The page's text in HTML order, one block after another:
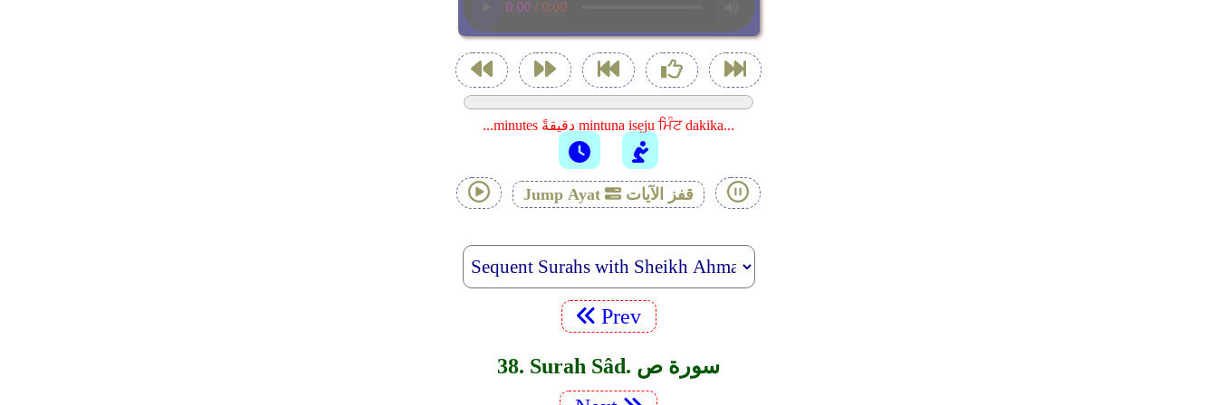
...minutes دقيقةً mintuna isẹju ਮਿੰਟ dakika...
Jump Ayat قفز الآيات
Prev
38. Surah Sâd. سورة ص